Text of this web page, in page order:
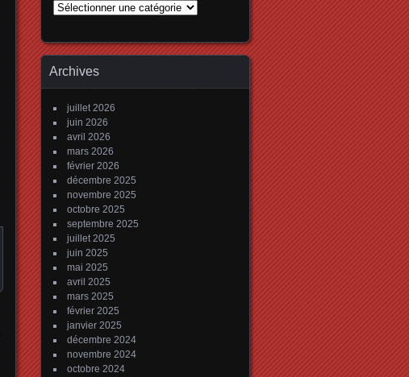
Catégories
Archives
juillet 2026
juin 2026
avril 2026
mars 2026
février 2026
décembre 2025
novembre 2025
octobre 2025
septembre 2025
juillet 2025
juin 2025
mai 2025
avril 2025
mars 2025
février 2025
janvier 2025
décembre 2024
novembre 2024
octobre 2024